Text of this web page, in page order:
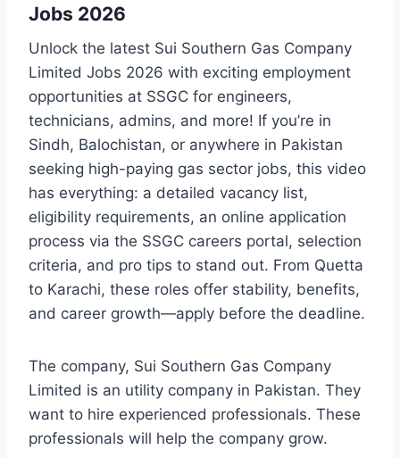
Jobs 2026
Unlock the latest Sui Southern Gas Company
Limited Jobs 2026 with exciting employment
opportunities at SSGC for engineers,
technicians, admins, and more! If you’re in
Sindh, Balochistan, or anywhere in Pakistan
seeking high-paying gas sector jobs, this video
has everything: a detailed vacancy list,
eligibility requirements, an online application
process via the SSGC careers portal, selection
criteria, and pro tips to stand out. From Quetta
to Karachi, these roles offer stability, benefits,
and career growth—apply before the deadline.
The company, Sui Southern Gas Company
Limited is an utility company in Pakistan. They
want to hire experienced professionals. These
professionals will help the company grow.